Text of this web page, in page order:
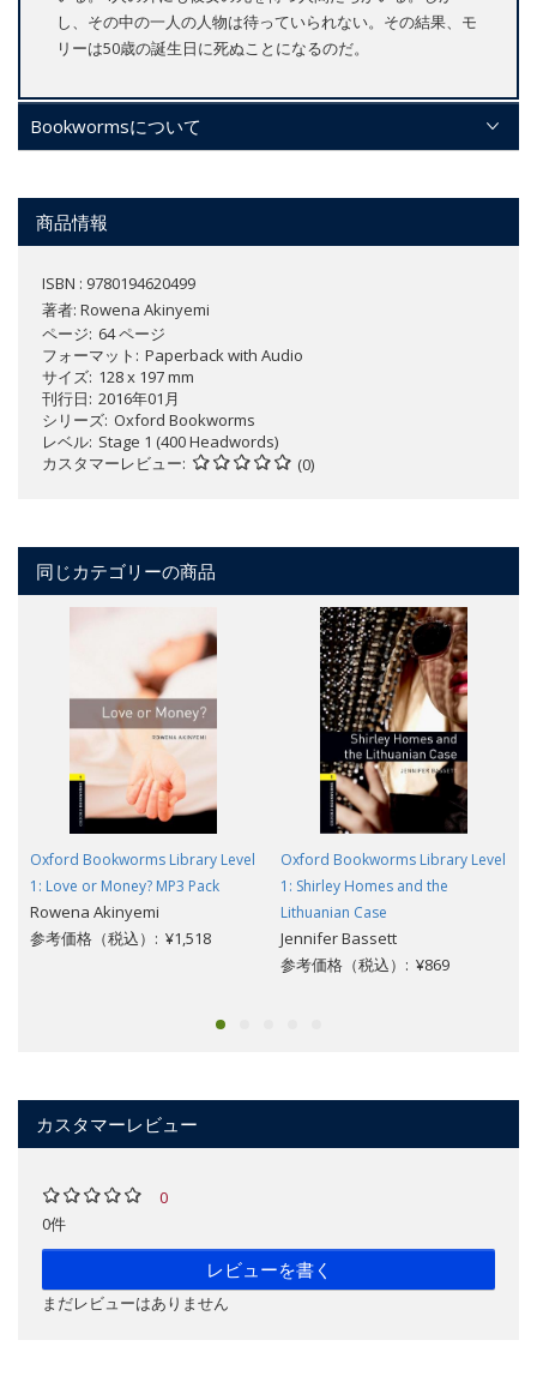
し、その中の一人の人物は待っていられない。その結果、モ
リーは50歳の誕生日に死ぬことになるのだ。
Bookwormsについて
商品情報
ISBN : 9780194620499
著者: Rowena Akinyemi
ページ 64 ページ
フォーマット
Paperback with Audio
サイズ 128 x 197 mm
刊行日 2016年01月
シリーズ Oxford Bookworms
レベル Stage 1 (400 Headwords)
カスタマーレビュー
(0)
同じカテゴリーの商品
Oxford Bookworms Library Level
1: Love or Money? MP3 Pack
Rowena Akinyemi
参考価格（税込）: ¥1,518
Oxford Bookworms Library Level
1: Shirley Homes and the
Lithuanian Case
Jennifer Bassett
参考価格（税込）: ¥869
カスタマーレビュー
0
0件
レビューを書く
まだレビューはありません